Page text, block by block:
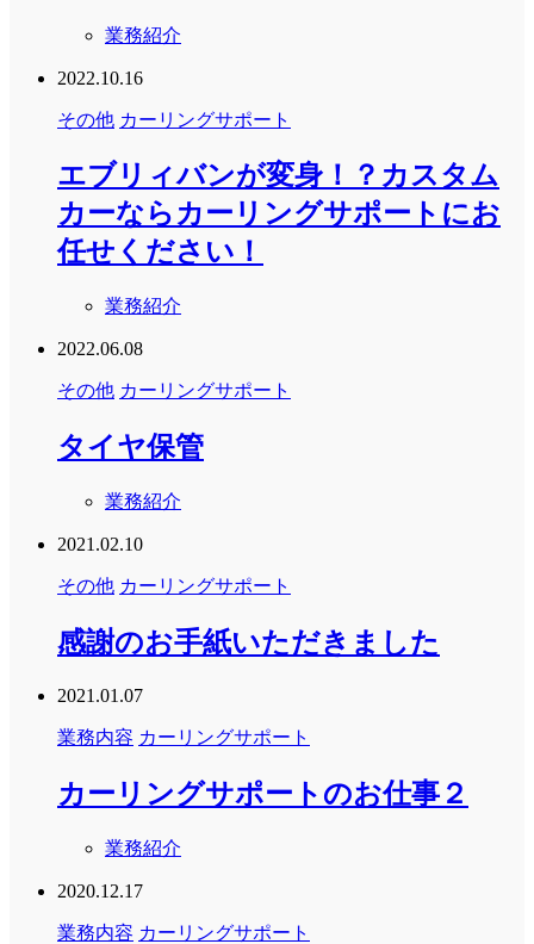
業務紹介
2022.10.16
その他 カーリングサポート
エブリィバンが変身！？カスタム
カーならカーリングサポートにお
任せください！
業務紹介
2022.06.08
その他 カーリングサポート
タイヤ保管
業務紹介
2021.02.10
その他 カーリングサポート
感謝のお手紙いただきました
2021.01.07
業務内容 カーリングサポート
カーリングサポートのお仕事２
業務紹介
2020.12.17
業務内容 カーリングサポート